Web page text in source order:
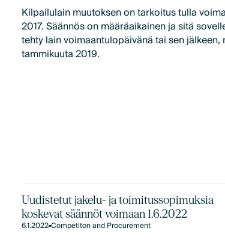
Kilpailulain muutoksen on tarkoitus tulla
2017. Säännös on määräaikainen ja sitä
tehty lain voimaantulopäivänä tai sen jälkeen,
tammikuuta 2019.
Uudistetut jakelu- ja toimitussopimuksia
koskevat säännöt voimaan 1.6.2022
6.1.2022Competiton and Procurement